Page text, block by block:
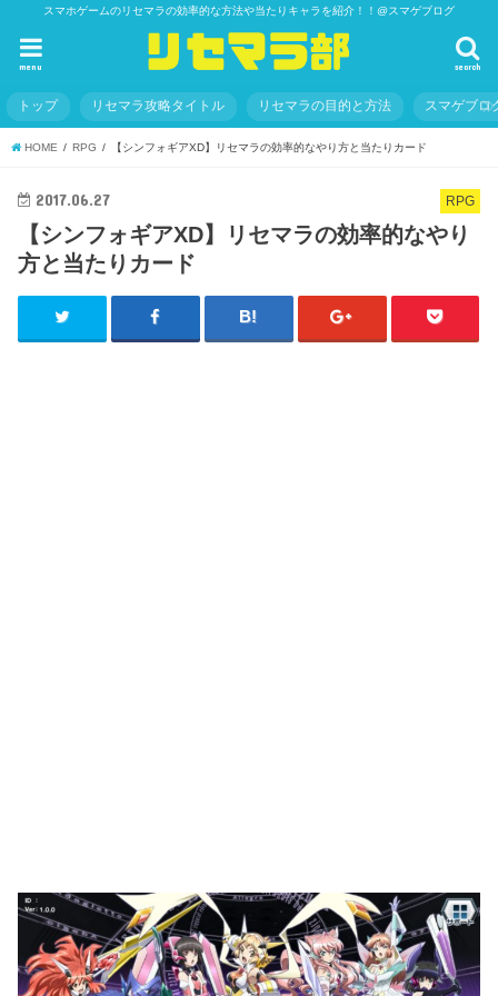
スマホゲームのリセマラの効率的な方法や当たりキャラを紹介！！@スマゲブログ
search
menu
トップ リセマラ攻略タイトル リセマラの目的と方法 スマゲブロ
HOME RPG 【シンフォギアXD】リセマラの効率的なやり方と当たりカード
RPG
2017.06.27
【シンフォギアXD】リセマラの効率的なやり
方と当たりカード